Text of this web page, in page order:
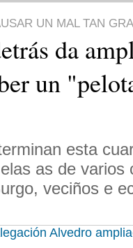
UN MAL TAN
da
un
esta
as de varios
veciños e
Alvedro